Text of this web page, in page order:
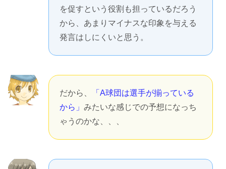
を促すという役割も担っているだろう
から、あまりマイナスな印象を与える
発言はしにくいと思う。
だから、
「A球団は選手が揃っている
から」 みたいな感じでの予想になっち
ゃうのかな、、、